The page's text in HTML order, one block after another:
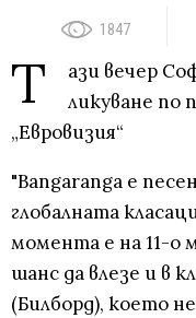
1847
Т
ази вечер
ликуване по
„Евровизия“
"Bangaranga е
глобалната
момента е на 11-о
шанс да влезе и в
(Билборд), което